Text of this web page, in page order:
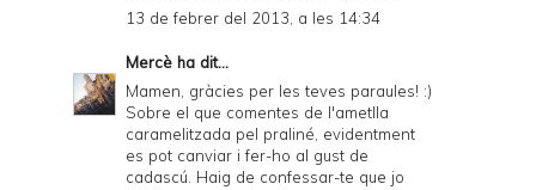
13 de febrer del 2013, a les 14:34
Mercè ha dit...
Mamen, gràcies per les teves paraules! :)
Sobre el que comentes de l'ametlla
caramelitzada pel praliné, evidentment
es pot canviar i fer-ho al gust de
cadascú. Haig de confessar-te que jo